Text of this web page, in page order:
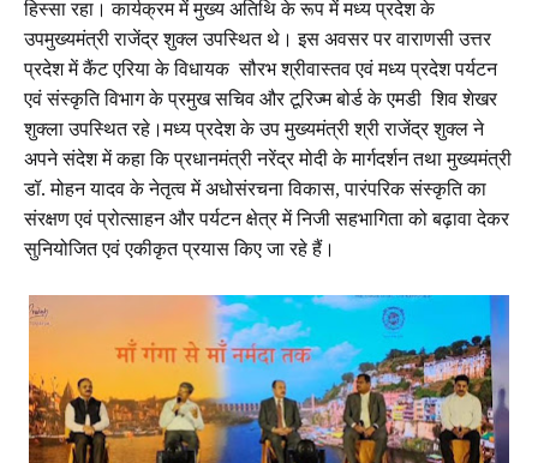
हिस्सा रहा। कार्यक्रम में मुख्य अतिथि के रूप में मध्य प्रदेश के
उपमुख्यमंत्री राजेंद्र शुक्ल उपस्थित थे। इस अवसर पर वाराणसी उत्तर
प्रदेश में कैंट एरिया के विधायक सौरभ श्रीवास्तव एवं मध्य प्रदेश पर्यटन
एवं संस्कृति विभाग के प्रमुख सचिव और टूरिज्म बोर्ड के एमडी शिव शेखर
शुक्ला उपस्थित रहे।मध्य प्रदेश के उप मुख्यमंत्री श्री राजेंद्र शुक्ल ने
अपने संदेश में कहा कि प्रधानमंत्री नरेंद्र मोदी के मार्गदर्शन तथा मुख्यमंत्री
डॉ. मोहन यादव के नेतृत्व में अधोसंरचना विकास, पारंपरिक संस्कृति का
संरक्षण एवं प्रोत्साहन और पर्यटन क्षेत्र में निजी सहभागिता को बढ़ावा देकर
सुनियोजित एवं एकीकृत प्रयास किए जा रहे हैं।